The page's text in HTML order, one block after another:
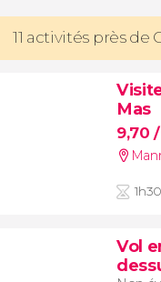
11 activités près de
Mas
9,70
1h30
Vol